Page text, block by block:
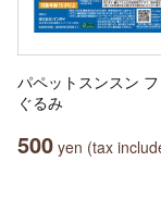
パペットスンスン
ぐるみ
500 yen (tax